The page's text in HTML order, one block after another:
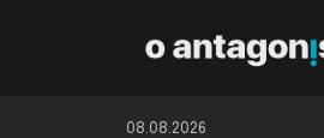
08.08.2026